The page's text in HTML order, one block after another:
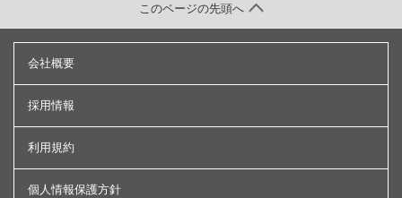
会社概要
採用情報
利用規約
個人情報保護方針
このページの先頭へ